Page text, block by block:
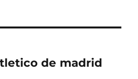
de madrid